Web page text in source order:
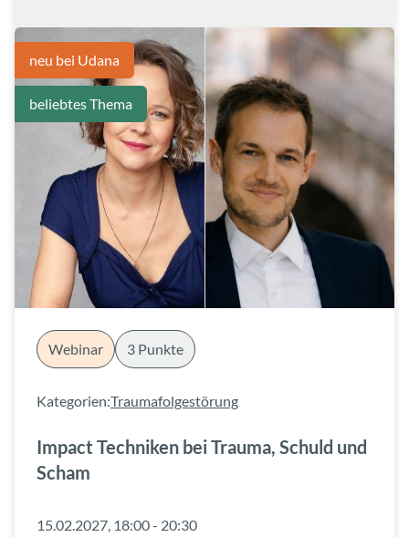
neu bei Udana
beliebtes Thema
Webinar 3 Punkte
Kategorien:Traumafolgestörung
Impact Techniken bei Trauma, Schuld und
Scham
15.02.2027, 18:00 - 20:30